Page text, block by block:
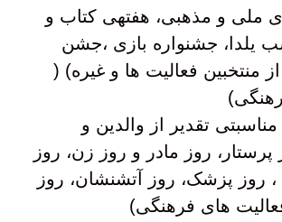
ملی و مذهبی، هفتهی کتاب و
جشنواره بازی ،جشن
منتخبین فعالیت ها و غیره) (
مناسبتی تقدیر از والدین و
روز مادر و روز زن، روز
، روز پزشک، روز آتشنشان، روز
های فرهنگی)